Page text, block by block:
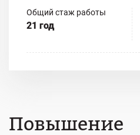
Общий стаж работы
21 год
Повышение